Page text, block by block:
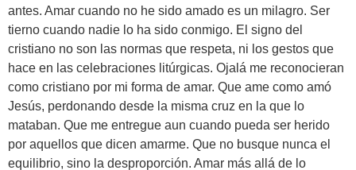
antes. Amar cuando no he sido amado es un milagro. Ser
tierno cuando nadie lo ha sido conmigo. El signo del
cristiano no son las normas que respeta, ni los gestos que
hace en las celebraciones litúrgicas. Ojalá me reconocieran
como cristiano por mi forma de amar. Que ame como amó
Jesús, perdonando desde la misma cruz en la que lo
mataban. Que me entregue aun cuando pueda ser herido
por aquellos que dicen amarme. Que no busque nunca el
equilibrio, sino la desproporción. Amar más allá de lo